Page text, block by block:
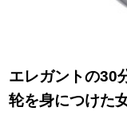
エレガントの30
轮を身につけた